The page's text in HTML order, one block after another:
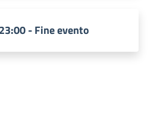
23:00 - Fine evento